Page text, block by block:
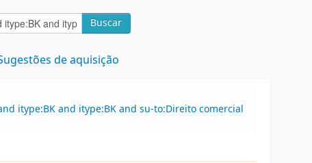
Buscar
de aquisição
itype:BK and itype:BK and su-to:Direito comercial